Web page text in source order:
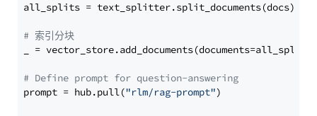
all_splits = text_splitter.split_documents(docs)
# 索引分块
_ = vector_store.add_documents(documents=all_splits)
# Define prompt for question-answering
prompt = hub.pull("rlm/rag-prompt")